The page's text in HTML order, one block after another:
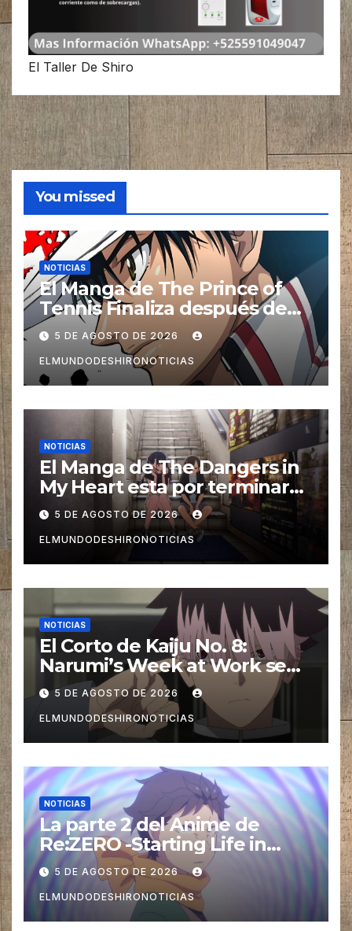
El Taller De Shiro
You missed
NOTICIAS
El Manga de The Prince of
Tennis Finaliza después de
27 años
5 DE AGOSTO DE 2026
ELMUNDODESHIRONOTICIAS
NOTICIAS
El Manga de The Dangers in
My Heart esta por terminar
en tan solo 3 capítulos
5 DE AGOSTO DE 2026
ELMUNDODESHIRONOTICIAS
NOTICIAS
El Corto de Kaiju No. 8:
Narumi’s Week at Work se
estrena en Septiembre
5 DE AGOSTO DE 2026
ELMUNDODESHIRONOTICIAS
NOTICIAS
La parte 2 del Anime de
Re:ZERO -Starting Life in
Another World- Temporada 4
esta regresando este 12 de
Agosto
5 DE AGOSTO DE 2026
ELMUNDODESHIRONOTICIAS